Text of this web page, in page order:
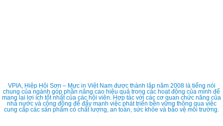
VPIA, Hiệp Hội Sơn – Mực in Việt Nam được thành lập năm 2008 là tiếng nói
chung của ngành góp phần nâng cao hiệu quả trong các hoạt động của mình để
mang lại lợi ích tốt nhất của các hội viên. Hợp tác với các cơ quan chức năng của
nhà nước và cộng đồng để đẩy mạnh việc phát triển bền vững thông qua việc
cung cấp các sản phẩm có chất lượng, an toàn, sức khỏe và bảo vệ môi trường.